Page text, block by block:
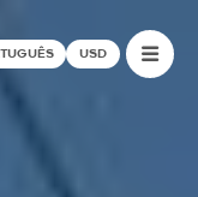
USD